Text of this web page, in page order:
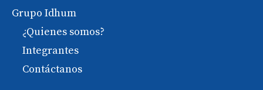
Grupo Idhum
¿Quienes somos?
Integrantes
Contáctanos